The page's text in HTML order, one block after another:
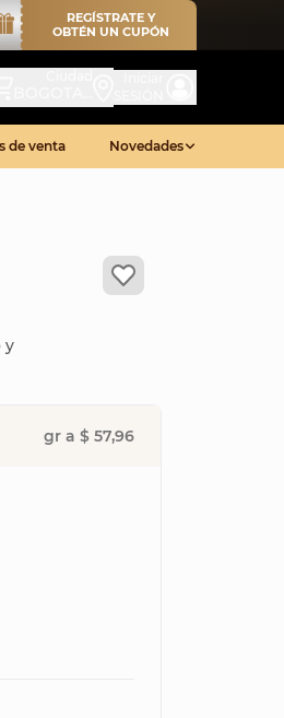
REGÍSTRATE Y
OBTÉN UN CUPÓN
de venta Novedades
y
gr a $ 57,96